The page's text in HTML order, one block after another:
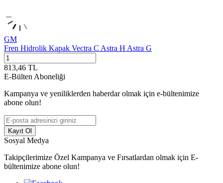
GM
Fren Hidrolik Kapak Vectra C Astra H Astra G
813,46 TL
E-Bülten Aboneliği
Kampanya ve yeniliklerden haberdar olmak için e-bültenimize
abone olun!
Kayıt Ol
Sosyal Medya
Takipçilerimize Özel Kampanya ve Fırsatlardan olmak için E-
bültenimize abone olun!